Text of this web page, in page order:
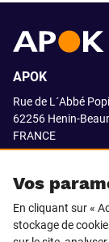
Vos
En cliquant sur «
stockage de
APOK
Rue de L´Abbé
62256 Henin-
FRANCE